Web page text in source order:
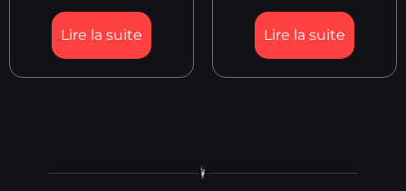
Lire la suite Lire la suite